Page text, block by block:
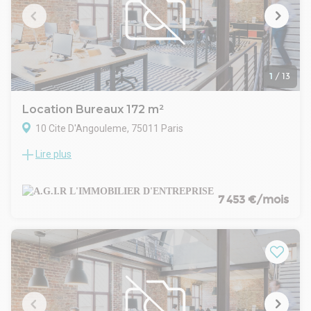
Disponibilité : Dès accord
1 / 13
Location Bureaux 172 m²
10 Cite D'Angouleme, 75011 Paris
Dans l' ancienne manufacture Dutertre, nous vous
à la location.Les bureaux, conçus par un architecte de renom,
offrent de beaux volumes et un cachet industriel.
bureaux/salles de réunions, une belle cuisine aménagée et
deux sanitaires.
Climatisation réversible
Baie de brassage et câblage informatique
Parquet dans l' open-space - Bolon dans les bureaux.
Double accès
Lire plus
7 453 €/mois